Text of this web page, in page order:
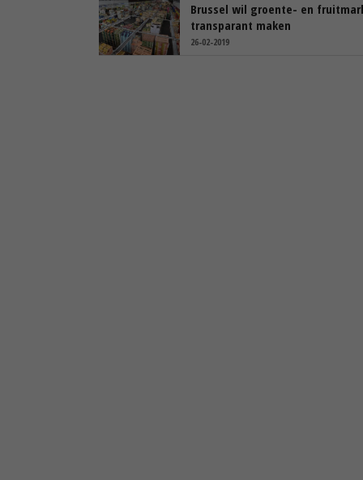
Brussel wil groente- en
transparant maken
26-02-2019